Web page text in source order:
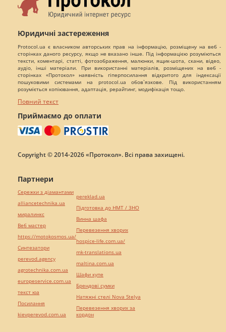
Юридичні застереження
Protocol.ua є власником авторських прав на інформацію, розміщену на веб -
сторінках даного ресурсу, якщо не вказано інше. Під інформацією розуміються
тексти, коментарі, статті, фотозображення, малюнки, ящик-шота, скани, відео,
аудіо, інші матеріали. При використанні матеріалів, розміщених на веб -
сторінках «Протокол» наявність гіперпосилання відкритого для індексації
пошуковими системами на protocol.ua обов`язкове. Під використанням
розуміється копіювання, адаптація, рерайтинг, модифікація тощо.
Повний текст
Приймаємо до оплати
Copyright © 2014-2026 «Протокол». Всі права захищені.
Партнери
Сережки з діамантами
alliancetechnika.ua
миралинкс
Веб мастер
https://motokosmos.ua/
Синтезатори
perevod.agency
agrotechnika.com.ua
europeservice.com.ua
текст юа
Посилання
kievperevod.com.ua
pereklad.ua
Підготовка до НМТ / ЗНО
Винна шафа
Перевезення хворих
hospice-life.com.ua/
mk-translations.ua
maltina.com.ua
Шафи купе
Брендові сумки
Натяжні стелі Nova Stelya
Перевезення хворих за
кордон